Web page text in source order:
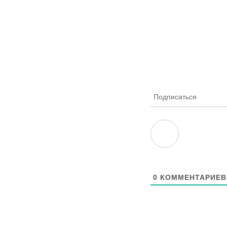
Подписаться
0 КОММЕНТАРИЕВ